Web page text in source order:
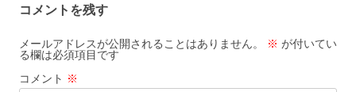
ビ
ゲ
ー
シ
コメントを残す
メールアドレスが公開されることはありません。 ※ が付いてい
る欄は必須項目です
コメント ※